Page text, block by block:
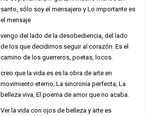
santo, sólo soy el mensajero y Lo importante es
el mensaje
vengo del lado de la desobediencia, del lado
de los que decidimos seguir al corazón. Es el
camino de los guerreros, poetas, locos.
creo que la vida es es la obra de arte en
movimiento eterno, La sincronía perfecta, La
belleza viva, El poema de amor que no acaba.
Ver la vida con ojos de belleza y arte es